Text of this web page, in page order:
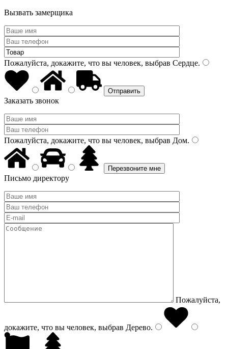
Вызвать замерщика
Пожалуйста, докажите, что вы человек, выбрав Сердце.
Заказать звонок
Пожалуйста, докажите, что вы человек, выбрав Дом.
Письмо директору
Пожалуйста,
докажите, что вы человек, выбрав Дерево.